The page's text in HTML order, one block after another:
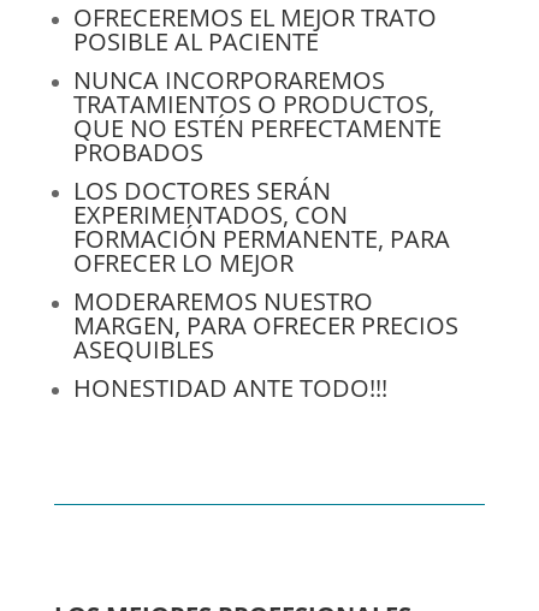
OFRECEREMOS EL MEJOR TRATO
POSIBLE AL PACIENTE
NUNCA INCORPORAREMOS
TRATAMIENTOS O PRODUCTOS,
QUE NO ESTÉN PERFECTAMENTE
PROBADOS
LOS DOCTORES SERÁN
EXPERIMENTADOS, CON
FORMACIÓN PERMANENTE, PARA
OFRECER LO MEJOR
MODERAREMOS NUESTRO
MARGEN, PARA OFRECER PRECIOS
ASEQUIBLES
HONESTIDAD ANTE TODO!!!